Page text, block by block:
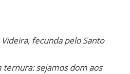
fecunda pelo Santo
ternura: sejamos dom aos